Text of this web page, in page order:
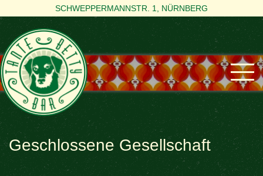
SCHWEPPERMANNSTR. 1, NÜRNBERG
Geschlossene Gesellschaft